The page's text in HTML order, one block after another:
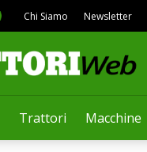
Trattori Macchine
Chi Siamo Newsletter